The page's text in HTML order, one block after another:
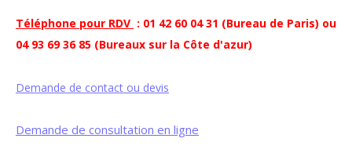
Téléphone pour RDV : 01 42 60 04 31 (Bureau de Paris) ou
04 93 69 36 85 (Bureaux sur la Côte d'azur)
Demande de contact ou devis
Demande de consultation en ligne